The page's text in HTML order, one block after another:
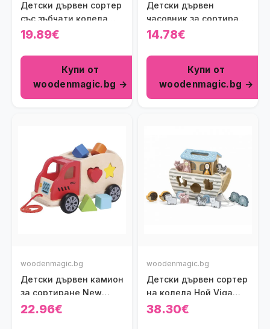
Детски дървен сортер
със зъбчати колела
Polar B Viga toys
19.89€
Купи от
woodenmagic.bg →
Детски дървен
часовник за сортиране
New Classic Toys
14.78€
Купи от
woodenmagic.bg →
woodenmagic.bg
Детски дървен камион
за сортиране New
Classic Toys
22.96€
woodenmagic.bg
Детски дървен сортер
на колела Ной Viga
toys
38.30€